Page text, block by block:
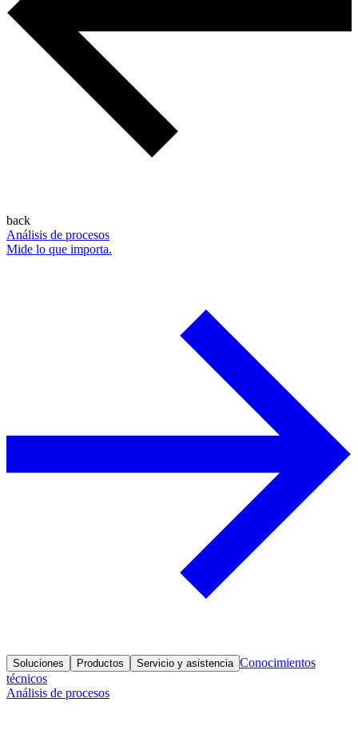
back
Análisis de procesos
Mide lo que importa.
Soluciones Productos Servicio y asistencia Conocimientos
técnicos
Análisis de procesos